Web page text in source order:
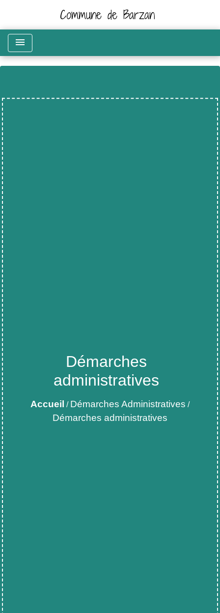
Commune de Barzan
menu
Démarches
administratives
Accueil / Démarches Administratives /
Démarches administratives